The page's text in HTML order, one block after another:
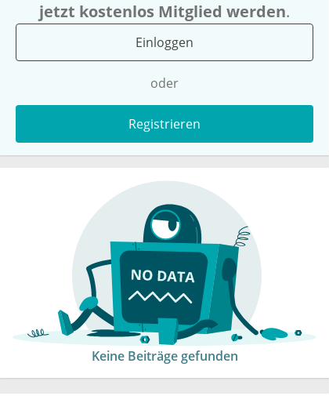
jetzt kostenlos Mitglied werden.
Einloggen
oder
Registrieren
Keine Beiträge gefunden